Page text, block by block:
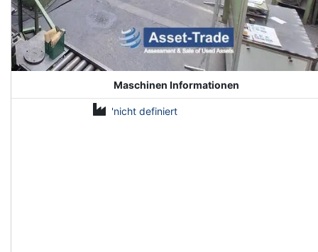
Maschinen Informationen
'nicht definiert